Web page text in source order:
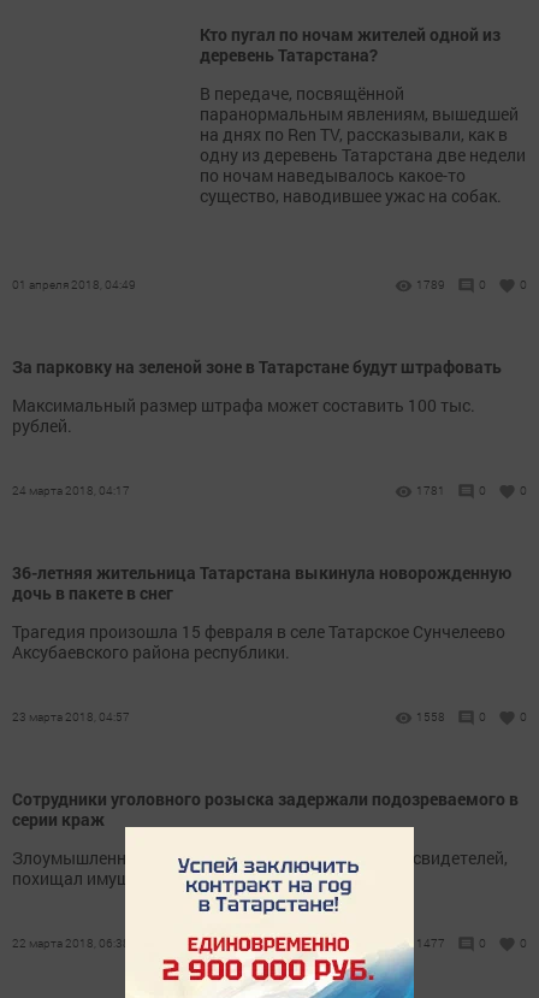
Кто пугал по ночам жителей одной из
деревень Татарстана?
В передаче, посвящённой
паранормальным явлениям, вышедшей
на днях по Ren TV, рассказывали, как в
одну из деревень Татарстана две недели
по ночам наведывалось какое-то
существо, наводившее ужас на собак.
01 апреля 2018, 04:49 1789 0 0
За парковку на зеленой зоне в Татарстане будут штрафовать
Максимальный размер штрафа может составить 100 тыс.
рублей.
24 марта 2018, 04:17 1781 0 0
36-летняя жительница Татарстана выкинула новорожденную
дочь в пакете в снег
Трагедия произошла 15 февраля в селе Татарское Сунчелеево
Аксубаевского района республики.
23 марта 2018, 04:57 1558 0 0
Сотрудники уголовного розыска задержали подозреваемого в
серии краж
Злоумышленник, воспользовавшись отсутствием свидетелей,
похищал имущество и деньги.
22 марта 2018, 06:38 1477 0 0